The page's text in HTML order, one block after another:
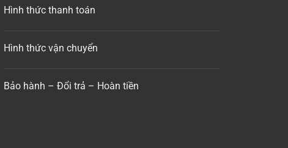
Hình thức thanh toán
Hình thức vận chuyển
Bảo hành – Đổi trả – Hoàn tiền